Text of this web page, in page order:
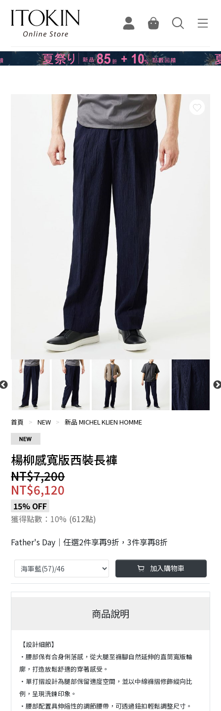
首頁 > NEW > 新品 MICHEL KLIEN HOMME
楊柳感寬版西裝長褲
NT$7,200
NT$6,120
15% OFF
獲得點數：10% (612點)
Father's Day｜任選2件享再9折，3件享再8折
加入購物車
商品說明
【設計細節】
・腰部保有合身俐落感，從大腿至褲腳自然延伸的直筒寬版輪
廓，打造放鬆舒適的穿著感受。
・單打摺設計為腿部保留適度空間，並以中線褲摺修飾縱向比
例，呈現洗鍊印象。
・腰部配置具伸縮性的調節腰帶，可透過鈕扣輕鬆調整尺寸。